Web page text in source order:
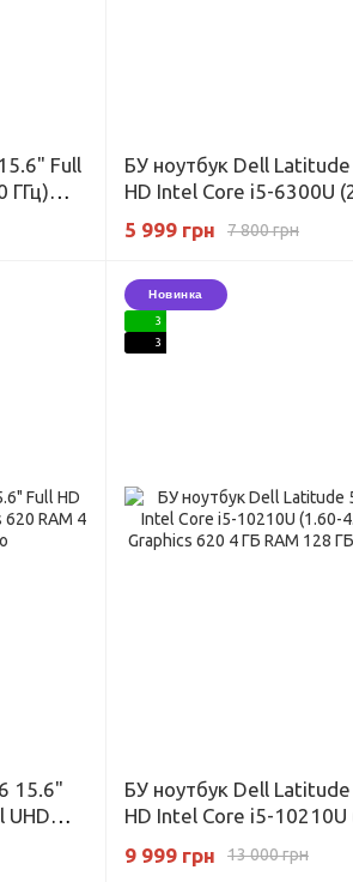
Full
ГГц)
128
БУ ноутбук Dell
HD Intel Core i5-6300U
Intel HD Graphics 520
SSD
7 800 грн
5 999 грн
15.6"
UHD
Новинка
3
3
БУ ноутбук Dell
HD Intel Core i5-10210U
SSD
13 000 грн
9 999 грн